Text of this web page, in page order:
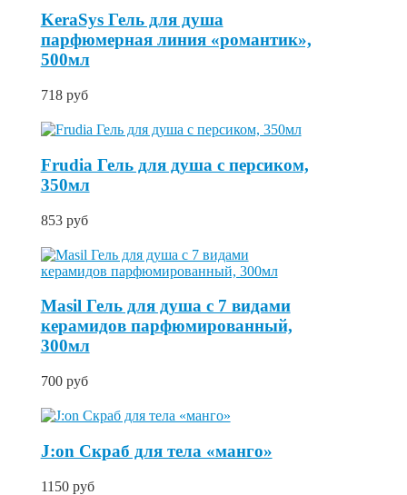
KeraSys Гель для душа
парфюмерная линия «романтик»,
500мл
718 руб
Frudia Гель для душа с персиком,
350мл
853 руб
Masil Гель для душа с 7 видами
керамидов парфюмированный,
300мл
700 руб
J:on Скраб для тела «манго»
1150 руб